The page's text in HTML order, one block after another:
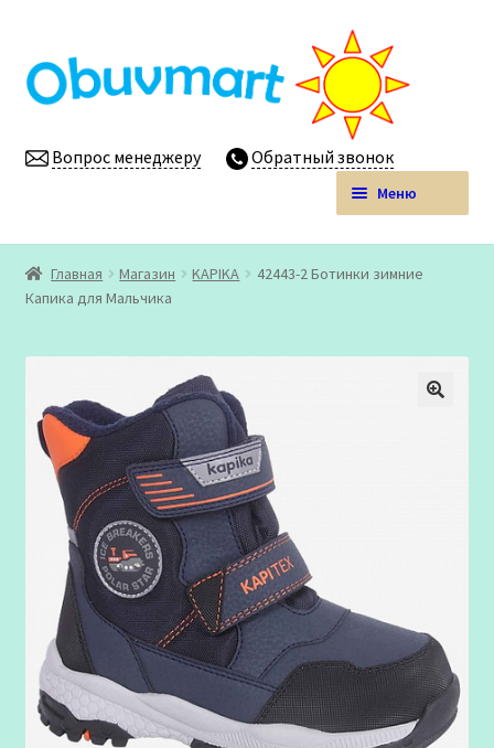
к
навигации
к
содержимому
Вопрос менеджеру Обратный звонок
Меню
Obuvmart.pro | Детская обувь мелким оптом
Магазин
меню
Личный кабинет
Главная Магазин KAPIKA
42443-2 Ботинки зимние
Капика для Мальчика